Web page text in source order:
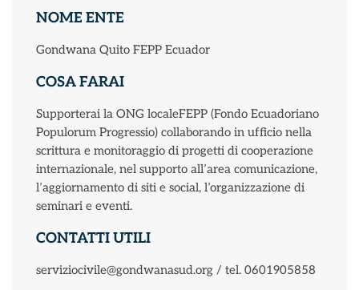
NOME ENTE
Gondwana Quito FEPP Ecuador
COSA FARAI
Supporterai la ONG localeFEPP (Fondo Ecuadoriano
Populorum Progressio) collaborando in ufficio nella
scrittura e monitoraggio di progetti di cooperazione
internazionale, nel supporto all’area comunicazione,
l’aggiornamento di siti e social, l’organizzazione di
seminari e eventi.
CONTATTI UTILI
serviziocivile@gondwanasud.org / tel. 0601905858